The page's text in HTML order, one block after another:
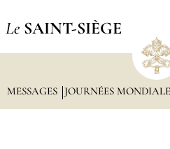
Le SAINT-SIÈGE
MESSAGES JOURNÉES